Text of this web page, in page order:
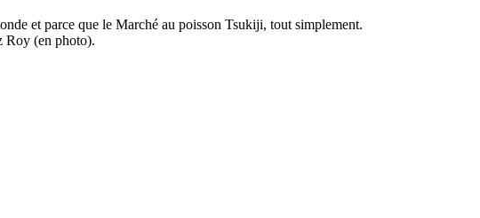
et parce que le Marché au poisson Tsukiji, tout simplement.
Roy (en photo).